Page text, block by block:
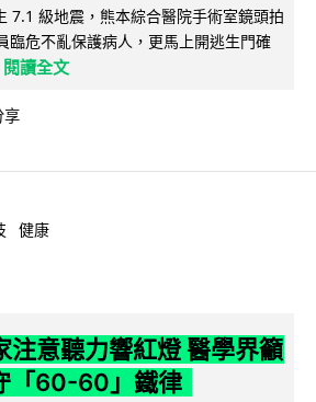
7.1 級地震，熊本綜合醫院手術室鏡頭拍
臨危不亂保護病人，更馬上開逃生門確
閱讀全文
享
健康
意聽力響紅燈 醫學界籲
「60-60」鐵律